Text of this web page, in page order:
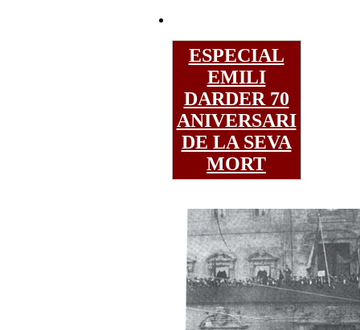
ESPECIAL
EMILI
DARDER 70
ANIVERSARI
DE LA SEVA
MORT